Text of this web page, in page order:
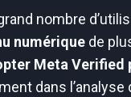
nombre
numérique de
Meta
dans l’analyse